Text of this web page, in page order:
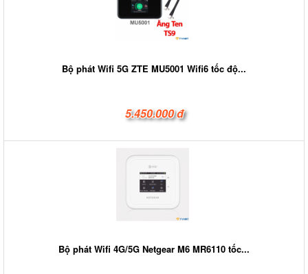
Bộ phát Wifi 5G ZTE MU5001 Wifi6 tốc độ...
5.450.000 đ
Bộ phát Wifi 4G/5G Netgear M6 MR6110 tốc...